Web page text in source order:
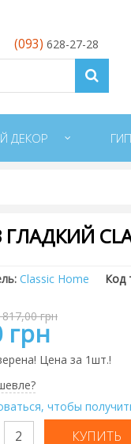
(093) 628-27-28
ДЕКОР
Classic Home Код
грн
грн
Цена за 1шт.!
чтобы